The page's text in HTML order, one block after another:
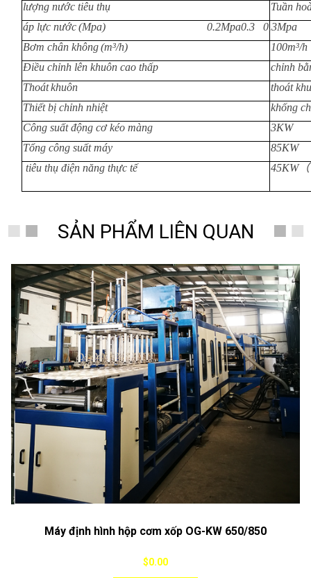
lượng nước tiêu thụ
Tuần
áp lực nước(Mpa)
0.2Mpa0.3 0.3Mpa
Bơm chân không(m³/h) 100m³/h
Điều chỉnh lên khuôn cao thấp
chỉnh
Thoátkhuôn
thoát
Thiết bị chỉnh nhiệt
khống
Công suất động cơ kéo màng
3KW
Tổng công suấtmáy 85KW
tiêu thụ điện năng thực tế
45KW（
SẢN PHẨM LIÊN QUAN
Máy định hình hộp cơm xốp OG-KW 650/850
$0.00